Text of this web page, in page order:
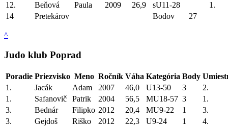
12.
Beňová Paula 2009 26,9 sU11-28
1.
14
Pretekárov Bodov 27
^
Judo klub Poprad
Poradie Priezvisko Meno Ročník Váha Kategória Body
1.
Jacák Adam 2007 46,0 U13-50 3
2.
1.
Safanovič Patrik 2004 56,5 MU18-57 3
1.
3.
Bednár Filipko 2012 20,4 MU9-22 1
3.
3.
Gejdoš Riško 2012 22,3 U9-24 1
4.